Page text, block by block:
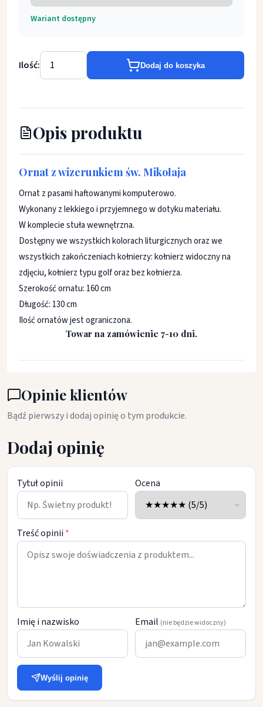
Wariant dostępny
Ilość: Dodaj do koszyka
Opis produktu
Ornat z wizerunkiem św. Mikołaja
Ornat z pasami haftowanymi komputerowo.
Wykonany z lekkiego i przyjemnego w dotyku materiału.
W komplecie stuła wewnętrzna.
Dostępny we wszystkich kolorach liturgicznych oraz we
wszystkich zakończeniach kołnierzy: kołnierz widoczny na
zdjęciu, kołnierz typu golf oraz bez kołnierza.
Szerokość ornatu: 160 cm
Długość: 130 cm
Ilość ornatów jest ograniczona.
Towar na zamówienie 7-10 dni.
Opinie klientów
Bądź pierwszy i dodaj opinię o tym produkcie.
Dodaj opinię
Tytuł opinii Ocena
Treść opinii *
Imię i nazwisko Email (nie będzie widoczny)
Wyślij opinię